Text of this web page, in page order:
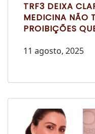
TRF3 DEIXA
MEDICINA NÃO
PROIBIÇÕES
11 agosto, 2025